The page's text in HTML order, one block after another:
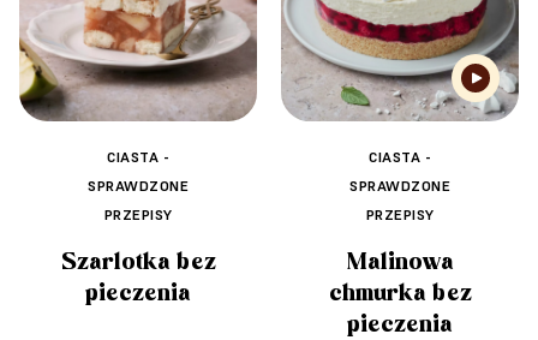
CIASTA -
SPRAWDZONE
PRZEPISY
Szarlotka bez
pieczenia
CIASTA -
SPRAWDZONE
PRZEPISY
Malinowa
chmurka bez
pieczenia